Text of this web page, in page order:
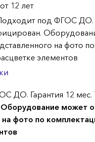
от 12 лет
под ФГОС ДО.
на фото по
элементов
ДО. Гарантия 12 мес.
Оборудование может
фото по